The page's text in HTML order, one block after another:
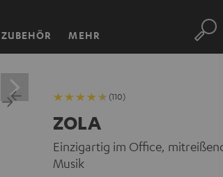
ZUBEHÖR MEHR Suche
(110)
ZOLA
Einzigartig im Office,
Musik